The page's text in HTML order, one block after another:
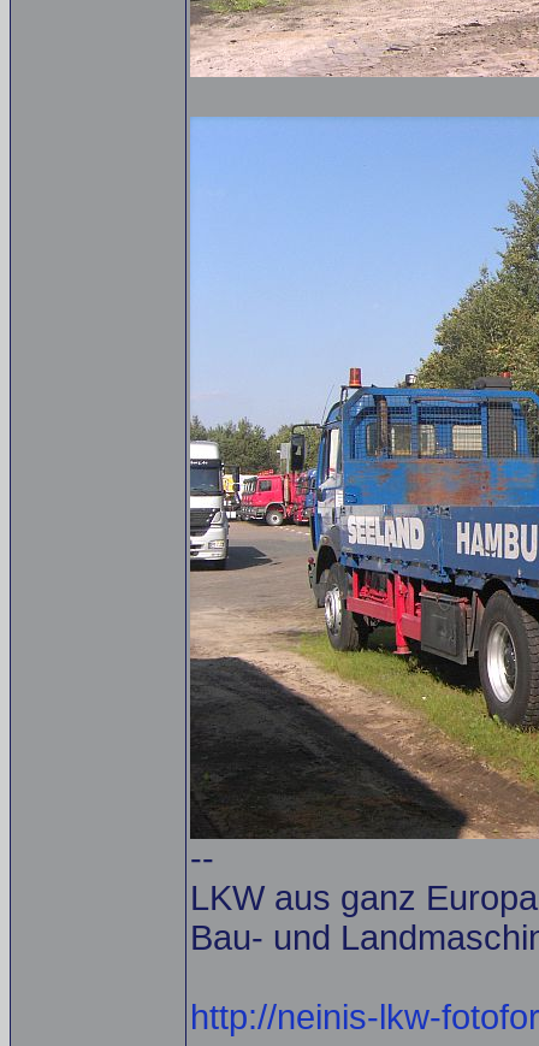
--
LKW aus ganz
Bau- und
http://neinis-lkw-